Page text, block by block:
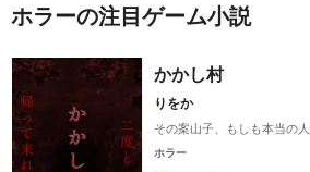
ホラーの注目ゲーム小説
かかし村
りをか
その案山子、もしも本当の
ホラー